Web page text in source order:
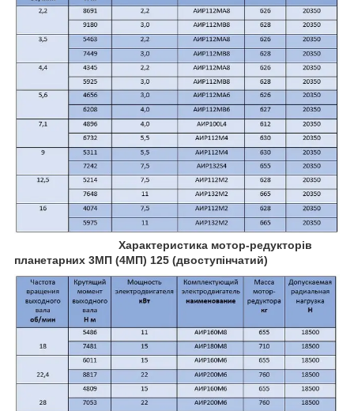
Характеристика мотор-редукторів
планетарних 3МП (4МП) 125 (двоступінчатий)